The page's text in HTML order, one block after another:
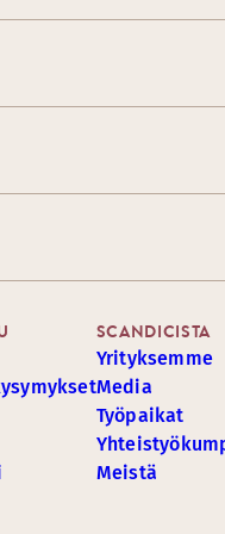
SCANDICISTA
Yrityksemme
Media
Työpaikat
Meistä